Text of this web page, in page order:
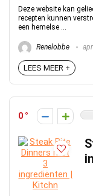
Deze website kan
recepten kunnen
een hemelse ...
Renelobbe
LEES MEER +
0